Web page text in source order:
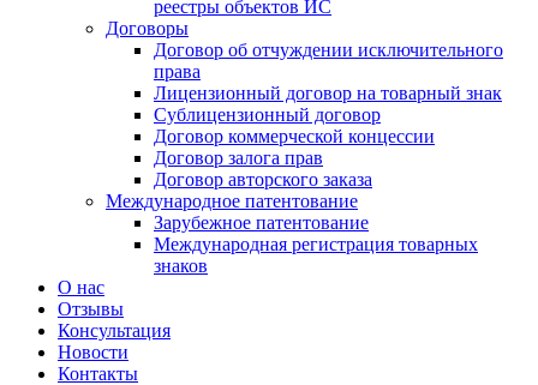
реестры объектов ИС
Договоры
Договор об отчуждении исключительного
права
Лицензионный договор на товарный знак
Сублицензионный договор
Договор коммерческой концессии
Договор залога прав
Договор авторского заказа
Международное патентование
Зарубежное патентование
Международная регистрация товарных
знаков
О нас
Отзывы
Консультация
Новости
Контакты